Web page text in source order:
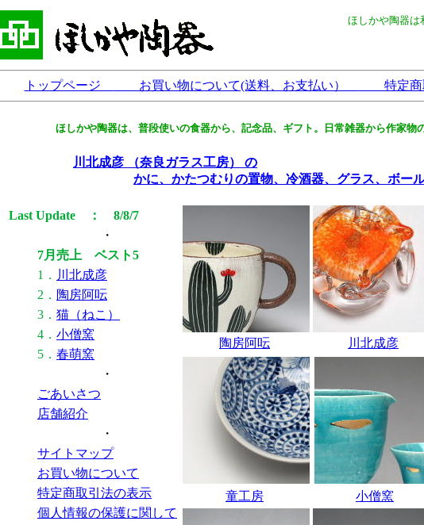
ほしかや陶器は
トップページ お買い物について(送料、お支払い） 特定商
ほしかや陶器は、普段使いの食器から、記念品、ギフト。日常雑器から作家物
川北成彦 （奈良ガラス工房） の
かに、かたつむりの置物、冷酒器、グラス、ボール
Last Update ： 8/8/7
・
7月売上 ベスト5
1． 川北成彦
2． 陶房阿呍
3． 猫（ねこ）
4． 小僧窯
5． 春萌窯
・
ごあいさつ
店舗紹介
・
サイトマップ
お買い物について
特定商取引法の表示
個人情報の保護に関して
陶房阿呍 川北成彦
童工房 小僧窯